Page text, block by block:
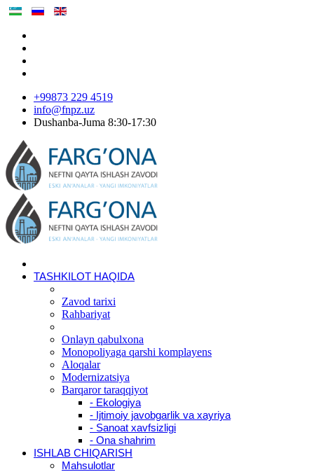
+99873 229 4519
info@fnpz.uz
Dushanba-Juma 8:30-17:30
TASHKILOT HAQIDA
Zavod tarixi
Rahbariyat
Onlayn qabulxona
Monopoliyaga qarshi komplayens
Aloqalar
Modernizatsiya
Barqaror taraqqiyot
- Ekologiya
- Ijtimoiy javobgarlik va xayriya
- Sanoat xavfsizligi
- Ona shahrim
ISHLAB CHIQARISH
Mahsulotlar